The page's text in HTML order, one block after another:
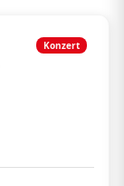
Konzert